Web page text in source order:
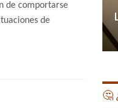
de comportarse
de
🤔